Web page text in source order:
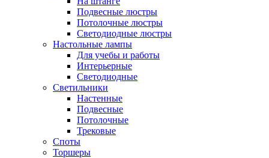
Подвесные люстры
Потолочные люстры
Светодиодные люстры
Настольные лампы
Для учебы и работы
Интерьерные
Светодиодные
Светильники
Настенные
Подвесные
Потолочные
Трековые
Споты
Торшеры